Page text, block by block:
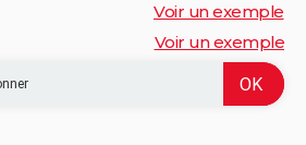
Voir un exemple
Voir un exemple